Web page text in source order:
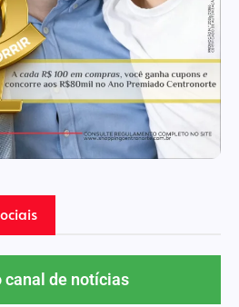
canal de notícias